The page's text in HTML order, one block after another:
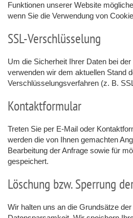
Funktionen unserer Website
wenn Sie die Verwendung von
SSL-Verschlüsselung
Um die Sicherheit Ihrer Daten bei
verwenden wir dem aktuellen Stand
Verschlüsselungsverfahren (z. B.
Kontaktformular
Treten Sie per E-Mail oder
werden die von Ihnen gemachten
Bearbeitung der Anfrage sowie für
gespeichert.
Löschung bzw. Sperrung
Wir halten uns an die Grundsätze